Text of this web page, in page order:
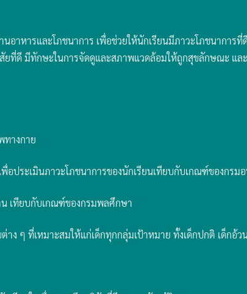
นอาหารและโภชนาการ เพื่อช่วยให้นักเรียนมีภาวะโภชนากา
ดี มีทักษะในการจัดดูและสภาพแวดล้อมให้ถูกสุขลักษณะ และ
างกาย
ประเมินภาวะโภชนาการของนักเรียนเทียบกับเกณฑ์ของกรม
เทียบกับเกณฑ์ของกรมพลศึกษา
ง ๆ ที่เหมาะสมให้แก่เด็กทุกกลุ่มเป้าหมาย ทั้งเด็กปกติ เด็กอ้ว